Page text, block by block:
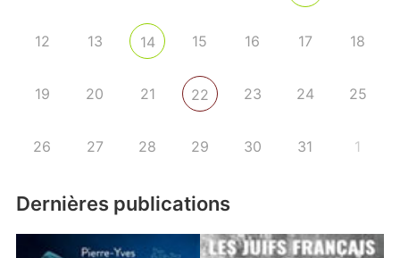
12 13 14 15 16 17 18
19 20 21 22 23 24 25
26 27 28 29 30 31 1
Dernières publications